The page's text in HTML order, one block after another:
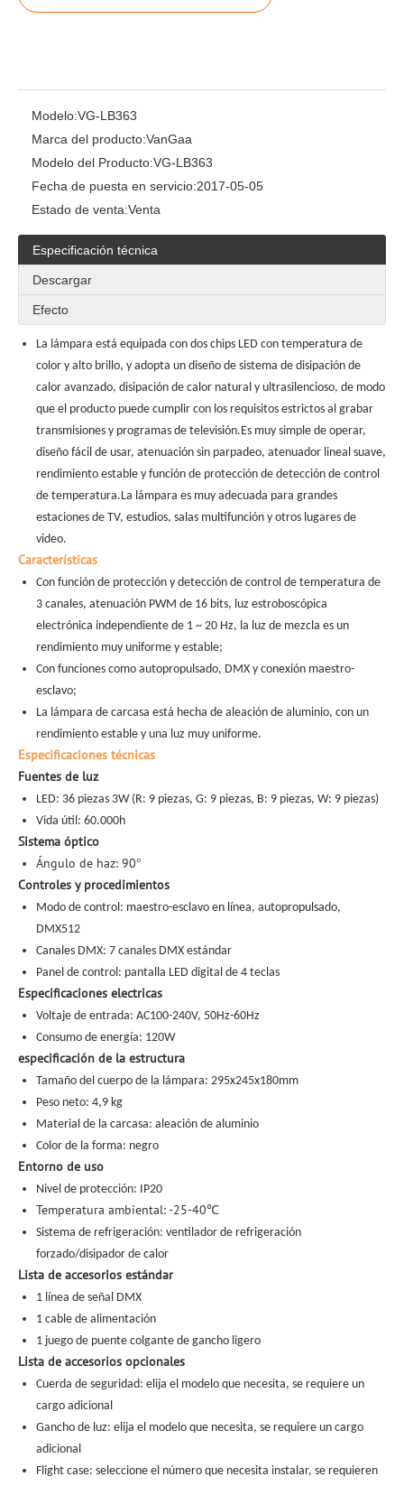
Modelo:VG-LB363
Marca del producto:VanGaa
Modelo del Producto:VG-LB363
Fecha de puesta en servicio:2017-05-05
Estado de venta:Venta
Especificación técnica
Descargar
Efecto
La lámpara está equipada con dos chips LED con temperatura de
color y alto brillo, y adopta un diseño de sistema de disipación de
calor avanzado, disipación de calor natural y ultrasilencioso, de modo
que el producto puede cumplir con los requisitos estrictos al grabar
transmisiones y programas de televisión.Es muy simple de operar,
diseño fácil de usar, atenuación sin parpadeo, atenuador lineal suave,
rendimiento estable y función de protección de detección de control
de temperatura.La lámpara es muy adecuada para grandes
estaciones de TV, estudios, salas multifunción y otros lugares de
video.
Características
Con función de protección y detección de control de temperatura de
3 canales, atenuación PWM de 16 bits, luz estroboscópica
electrónica independiente de 1 ~ 20 Hz, la luz de mezcla es un
rendimiento muy uniforme y estable;
Con funciones como autopropulsado, DMX y conexión maestro-
esclavo;
La lámpara de carcasa está hecha de aleación de aluminio, con un
rendimiento estable y una luz muy uniforme.
Especificaciones técnicas
Fuentes de luz
LED: 36 piezas 3W (R: 9 piezas, G: 9 piezas, B: 9 piezas, W: 9 piezas)
Vida útil: 60.000h
Sistema óptico
Ángulo de haz: 90°
Controles y procedimientos
Modo de control: maestro-esclavo en línea, autopropulsado,
DMX512
Canales DMX: 7 canales DMX estándar
Panel de control: pantalla LED digital de 4 teclas
Especificaciones electricas
Voltaje de entrada: AC100-240V, 50Hz-60Hz
Consumo de energía: 120W
especificación de la estructura
Tamaño del cuerpo de la lámpara: 295x245x180mm
Peso neto: 4,9 kg
Material de la carcasa: aleación de aluminio
Color de la forma: negro
Entorno de uso
Nivel de protección: IP20
Temperatura ambiental: -25-40℃
Sistema de refrigeración: ventilador de refrigeración
forzado/disipador de calor
Lista de accesorios estándar
1 línea de señal DMX
1 cable de alimentación
1 juego de puente colgante de gancho ligero
Lista de accesorios opcionales
Cuerda de seguridad: elija el modelo que necesita, se requiere un
cargo adicional
Gancho de luz: elija el modelo que necesita, se requiere un cargo
adicional
Flight case: seleccione el número que necesita instalar, se requieren